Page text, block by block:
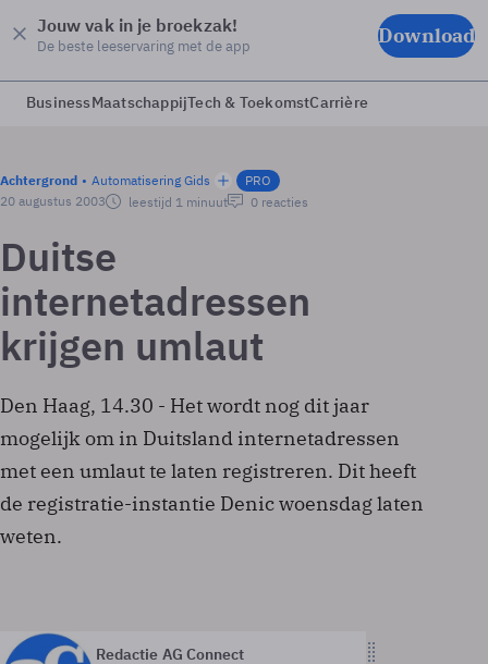
Jouw vak in je broekzak!
De beste leeservaring met de app Download
BusinessMaatschappijTech & ToekomstCarrière
Achtergrond Automatisering Gids
PRO
20 augustus 2003
leestijd 1 minuut 0 reacties
Duitse
internetadressen
krijgen umlaut
Den Haag, 14.30 - Het wordt nog dit jaar
mogelijk om in Duitsland internetadressen
met een umlaut te laten registreren. Dit heeft
de registratie-instantie Denic woensdag laten
weten.
Redactie AG Connect